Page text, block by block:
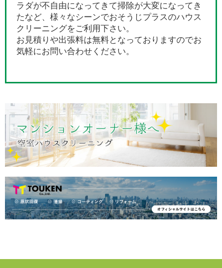
ラダが不自由になってきて掃除が大変になってき
たなど、様々なシーンでおそうじプラスのハウス
クリーニングをご利用下さい。
お見積りや出張料は無料となっておりますのでお
気軽にお問い合わせください。